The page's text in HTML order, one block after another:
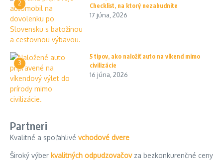
2
Checklist, na ktorý nezabudnite
17 júna, 2026
3
5 tipov, ako naložiť auto na víkend mimo
civilizácie
16 júna, 2026
Partneri
Kvalitné a spoľahlivé vchodové dvere
Široký výber kvalitných odpudzovačovza bezkonkurenčné ceny